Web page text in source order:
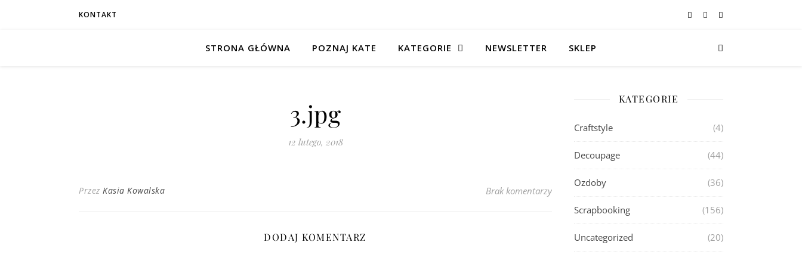
KONTAKT
STRONA GŁÓWNA POZNAJ KATE KATEGORIE NEWSLETTER SKLEP
3.jpg
12 lutego, 2018
Przez Kasia Kowalska Brak komentarzy
DODAJ KOMENTARZ
KATEGORIE
Craftstyle (4)
Decoupage (44)
Ozdoby (36)
Scrapbooking (156)
Uncategorized (20)